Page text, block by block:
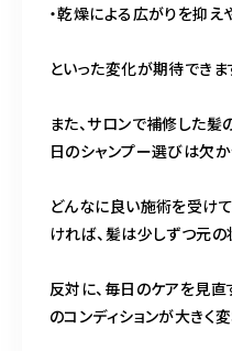
・乾燥による広がりを抑え
といった変化が期待できま
また、サロンで補修した
日のシャンプー選びは欠か
どんなに良い施術を受け
ければ、髪は少しずつ元の
反対に、毎日のケアを見
のコンディションが大きく